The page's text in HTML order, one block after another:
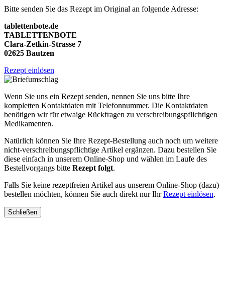
Bitte senden Sie das Rezept im Original an folgende Adresse:
tablettenbote.de
TABLETTENBOTE
Clara-Zetkin-Strasse 7
02625 Bautzen
Rezept einlösen
Wenn Sie uns ein Rezept senden, nennen Sie uns bitte Ihre
kompletten Kontaktdaten mit Telefonnummer. Die Kontaktdaten
benötigen wir für etwaige Rückfragen zu verschreibungspflichtigen
Medikamenten.
Natürlich können Sie Ihre Rezept-Bestellung auch noch um weitere
nicht-verschreibungspflichtige Artikel ergänzen. Dazu bestellen Sie
diese einfach in unserem Online-Shop und wählen im Laufe des
Bestellvorgangs bitte Rezept folgt.
Falls Sie keine rezeptfreien Artikel aus unserem Online-Shop (dazu)
bestellen möchten, können Sie auch direkt nur IhrRezept einlösen.
Schließen